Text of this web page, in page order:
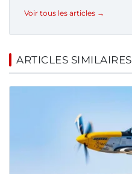
Voir tous les articles →
ARTICLES SIMILAIRES